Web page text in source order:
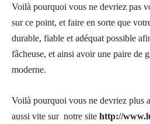
Voilà pourquoi vous ne devriez pas
sur ce point, et faire en sorte que
durable, fiable et adéquat possible
fâcheuse, et ainsi avoir une paire de
moderne.
Voilà pourquoi vous ne devriez plus
aussi vite sur notre site http://